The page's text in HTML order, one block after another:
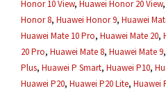
Honor 10 View, Huawei Honor 20 View,
Honor 8, Huawei Honor 9, Huawei
Huawei Mate 10 Pro, Huawei Mate 20,
20 Pro, Huawei Mate 8, Huawei Mate 9,
Plus, Huawei P Smart, Huawei P10,
Huawei P20, Huawei P20 Lite, Huawei